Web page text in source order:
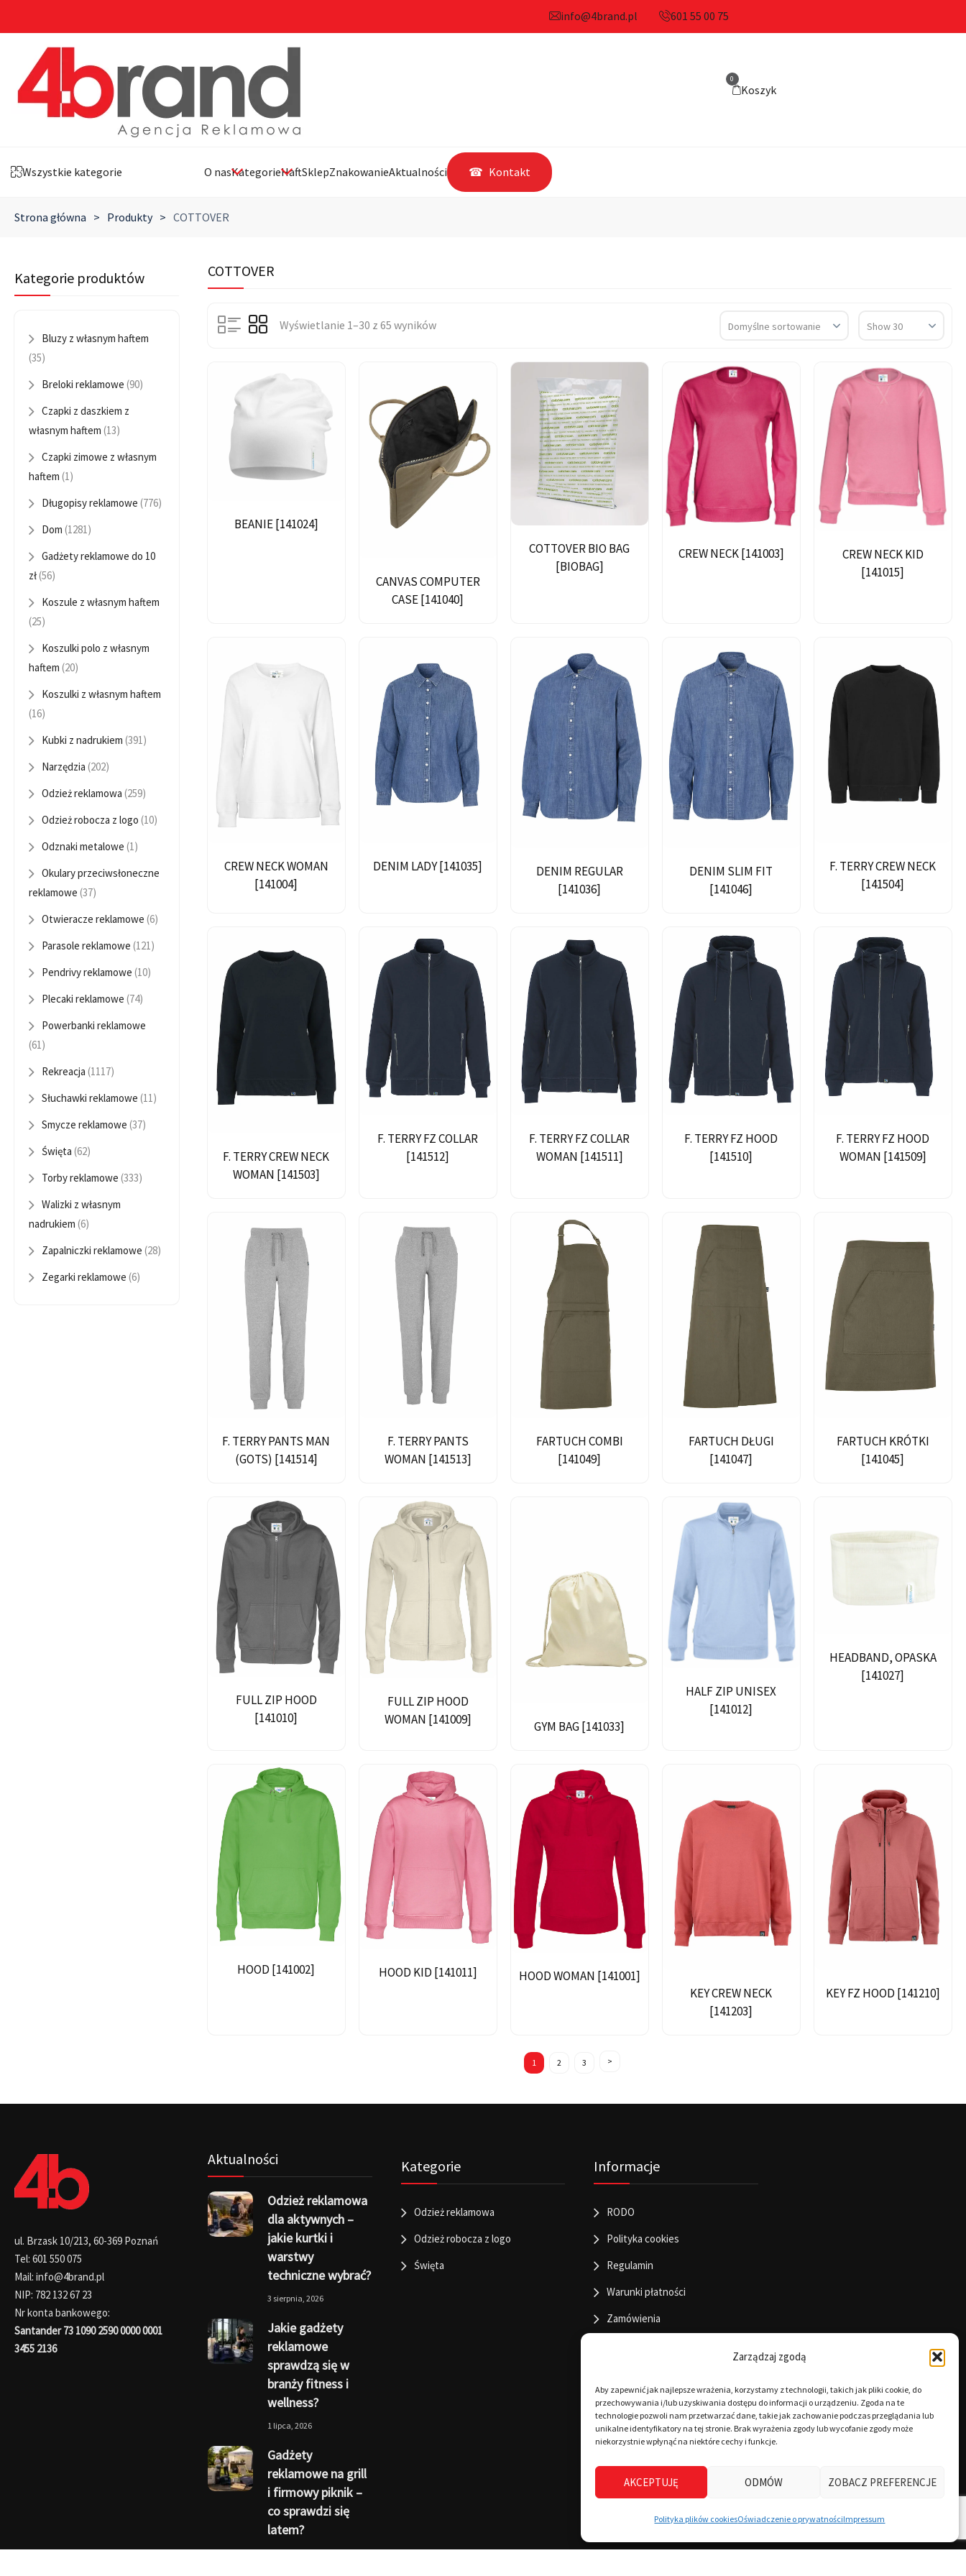
Zarządzaj zgodą
Aby zapewnić jak najlepsze wrażenia, korzystamy z technologii, takich jak pliki cookie, do
przechowywania i/lub uzyskiwania dostępu do informacji o urządzeniu. Zgoda na te
technologie pozwoli nam przetwarzać dane, takie jak zachowanie podczas przeglądania lub
unikalne identyfikatory na tej stronie. Brak wyrażenia zgody lub wycofanie zgody może
niekorzystnie wpłynąć na niektóre cechy i funkcje.
AKCEPTUJĘ ODMÓW ZOBACZ PREFERENCJE
Polityka plików cookiesOświadczenie o prywatnościImpressum
info@4brand.pl 601 55 00 75
0
Koszyk
Wszystkie kategorie O nasKategorieHaftSklepZnakowanieAktualności Kontakt
Strona główna > Produkty > COTTOVER
COTTOVER
Wyświetlanie 1–30 z 65 wyników
BEANIE [141024]
CANVAS COMPUTER
CASE [141040]
COTTOVER BIO BAG
[BIOBAG]
CREW NECK [141003]
CREW NECK KID
[141015]
CREW NECK WOMAN
[141004]
DENIM LADY [141035]
DENIM REGULAR
[141036]
DENIM SLIM FIT
[141046]
F. TERRY CREW NECK
[141504]
F. TERRY CREW NECK
WOMAN [141503]
F. TERRY FZ COLLAR
[141512]
F. TERRY FZ COLLAR
WOMAN [141511]
F. TERRY FZ HOOD
[141510]
F. TERRY FZ HOOD
WOMAN [141509]
F. TERRY PANTS MAN
(GOTS) [141514]
F. TERRY PANTS
WOMAN [141513]
FARTUCH COMBI
[141049]
FARTUCH DŁUGI
[141047]
FARTUCH KRÓTKI
[141045]
FULL ZIP HOOD
[141010]
FULL ZIP HOOD
WOMAN [141009]
GYM BAG [141033]
HALF ZIP UNISEX
[141012]
HEADBAND, OPASKA
[141027]
HOOD [141002] HOOD KID [141011]
HOOD WOMAN [141001]
KEY CREW NECK
[141203]
KEY FZ HOOD [141210]
1 2 3
Kategorie produktów
Bluzy z własnym haftem
(35)
Breloki reklamowe (90)
Czapki z daszkiem z
własnym haftem (13)
Czapki zimowe z własnym
haftem (1)
Długopisy reklamowe (776)
Dom (1281)
Gadżety reklamowe do 10
zł(56)
Koszule z własnym haftem
(25)
Koszulki polo z własnym
haftem (20)
Koszulki z własnym haftem
(16)
Kubki z nadrukiem (391)
Narzędzia (202)
Odzież reklamowa (259)
Odzież robocza z logo (10)
Odznaki metalowe (1)
Okulary przeciwsłoneczne
reklamowe (37)
Otwieracze reklamowe (6)
Parasole reklamowe (121)
Pendrivy reklamowe (10)
Plecaki reklamowe (74)
Powerbanki reklamowe
(61)
Rekreacja (1117)
Słuchawki reklamowe (11)
Smycze reklamowe (37)
Święta (62)
Torby reklamowe (333)
Walizki z własnym
nadrukiem (6)
Zapalniczki reklamowe (28)
Zegarki reklamowe (6)
ul. Brzask 10/213, 60-369 Poznań
Tel: 601 550 075
Mail: info@4brand.pl
NIP: 782 132 67 23
Nr konta bankowego:
Santander 73 1090 2590 0000 0001
3455 2136
Aktualności
Odzież reklamowa
dla aktywnych –
jakie kurtki i
warstwy
techniczne wybrać?
3 sierpnia, 2026
Jakie gadżety
reklamowe
sprawdzą się w
branży fitness i
wellness?
1 lipca, 2026
Gadżety
reklamowe na grill
i firmowy piknik –
co sprawdzi się
latem?
1 czerwca, 2026
Kategorie
Odzież reklamowa
Odzież robocza z logo
Święta
Informacje
RODO
Polityka cookies
Regulamin
Warunki płatności
Zamówienia